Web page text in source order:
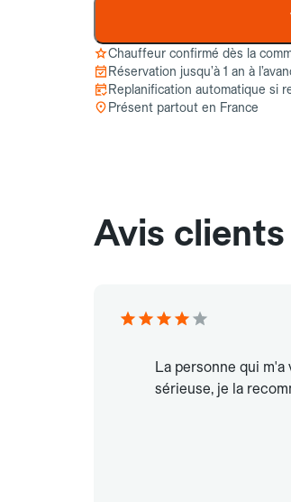
Chauffeur confirmé dès la
Réservation jusqu’à 1 an à
Replanification automatique si
Présent partout en France
Avis clients
La personne qui
sérieuse, je la